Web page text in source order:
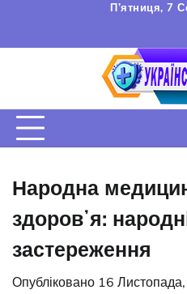
вмісту
П’ятниця, 7
Народна
здоровʼя:
застереження
Опубліковано 16